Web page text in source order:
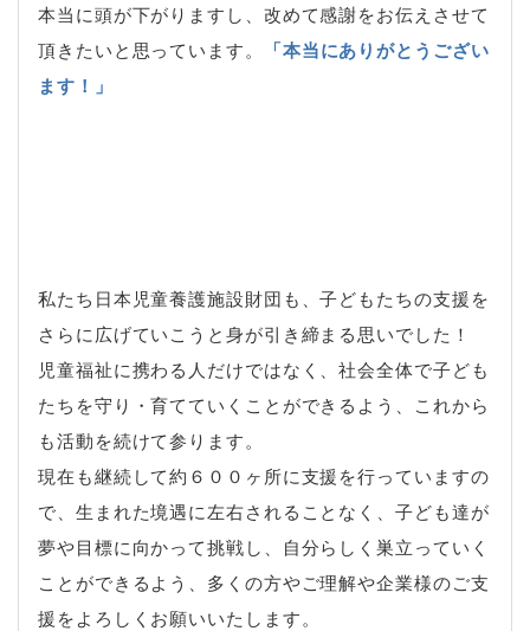
本当に頭が下がりますし、改めて感謝をお伝えさせて
頂きたいと思っています。
「本当にありがとうござい
ます！」
私たち日本児童養護施設財団も、子どもたちの支援を
さらに広げていこうと身が引き締まる思いでした！
児童福祉に携わる人だけではなく、社会全体で子ども
たちを守り・育てていくことができるよう、これから
も活動を続けて参ります。
現在も継続して約６００ヶ所に支援を行っていますの
で、生まれた境遇に左右されることなく、子ども達が
夢や目標に向かって挑戦し、自分らしく巣立っていく
ことができるよう、多くの方やご理解や企業様のご支
援をよろしくお願いいたします。